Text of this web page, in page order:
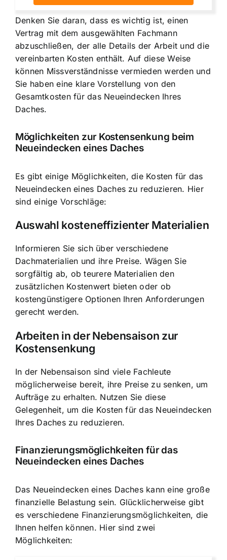
Denken Sie daran, dass es wichtig ist, einen
Vertrag mit dem ausgewählten Fachmann
abzuschließen, der alle Details der Arbeit und die
vereinbarten Kosten enthält. Auf diese Weise
können Missverständnisse vermieden werden und
Sie haben eine klare Vorstellung von den
Gesamtkosten für das Neueindecken Ihres
Daches.
Möglichkeiten zur Kostensenkung beim
Neueindecken eines Daches
Es gibt einige Möglichkeiten, die Kosten für das
Neueindecken eines Daches zu reduzieren. Hier
sind einige Vorschläge:
Auswahl kosteneffizienter Materialien
Informieren Sie sich über verschiedene
Dachmaterialien und ihre Preise. Wägen Sie
sorgfältig ab, ob teurere Materialien den
zusätzlichen Kostenwert bieten oder ob
kostengünstigere Optionen Ihren Anforderungen
gerecht werden.
Arbeiten in der Nebensaison zur
Kostensenkung
In der Nebensaison sind viele Fachleute
möglicherweise bereit, ihre Preise zu senken, um
Aufträge zu erhalten. Nutzen Sie diese
Gelegenheit, um die Kosten für das Neueindecken
Ihres Daches zu reduzieren.
Finanzierungsmöglichkeiten für das
Neueindecken eines Daches
Das Neueindecken eines Daches kann eine große
finanzielle Belastung sein. Glücklicherweise gibt
es verschiedene Finanzierungsmöglichkeiten, die
Ihnen helfen können. Hier sind zwei
Möglichkeiten: